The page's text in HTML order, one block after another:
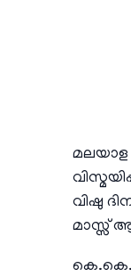
വിഷു
മാസ്സ്